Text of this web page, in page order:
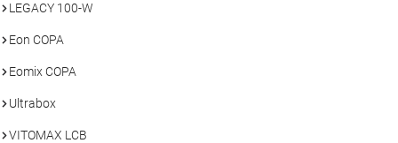
LEGACY 100-W
Eon COPA
Eomix COPA
Ultrabox
VITOMAX LCB